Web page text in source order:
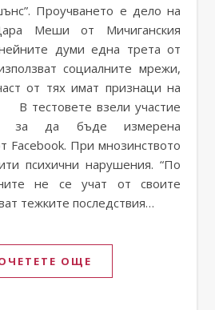
Проучването е дело на
Меши от Мичиганския
думи една трета от
социалните мрежи,
от тях имат признаци на
В тестовете взели участие
за да бъде измерена
Facebook. При мнозинството
психични нарушения. “По
не се учат от своите
тежките последствия…
ОЩЕ